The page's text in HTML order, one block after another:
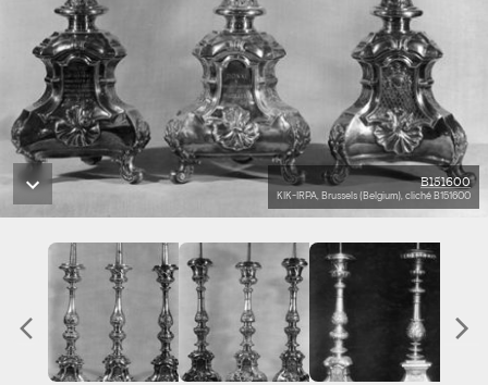
B151600
KIK-IRPA, Brussels (Belgium), cliché B151600